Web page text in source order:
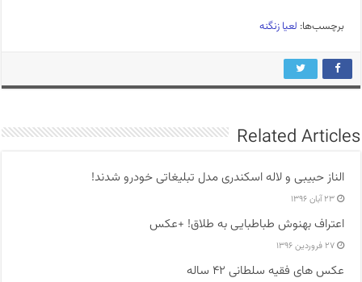
برچسب‌ها: لعیا زنگنه
Related Articles
الناز حبیبی و لاله اسکندری مدل تبلیغاتی خودرو شدند!
۲۳ آبان ۱۳۹۶
اعتراف بهنوش طباطبایی به طلاق! +عکس
۲۷ فروردین ۱۳۹۶
عکس های فقیه سلطانی ۴۲ ساله